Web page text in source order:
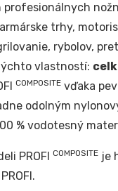
trhy,
rybolov,
vlastností:
COMPOSITEvďaka
odolným
% vodotesný
PROFI COMPOSITEje